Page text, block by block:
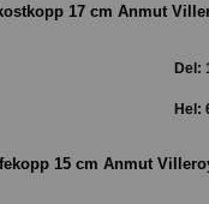
17 cm Anmut
Del:
Hel:
15 cm Anmut